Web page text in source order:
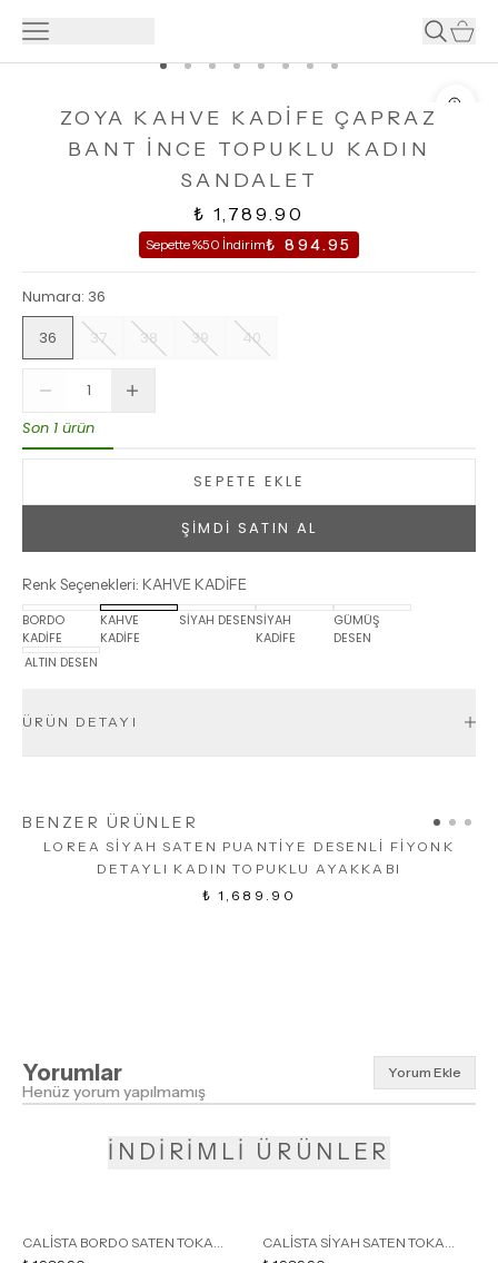
ZOYA KAHVE KADİFE ÇAPRAZ
BANT İNCE TOPUKLU KADIN
SANDALET
₺ 1,789.90
Sepette %50 İndirim₺ 894.95
Numara: 36
36
37 38 39 40
Son 1 ürün
SEPETE EKLE
ŞİMDİ SATIN AL
Renk Seçenekleri: KAHVE KADİFE
BORDO
KADİFE
KAHVE
KADİFE
SİYAH DESENSİYAH
KADİFE
GÜMÜŞ
DESEN
ALTIN DESEN
ÜRÜN DETAYI
BENZER ÜRÜNLER
LOREA SİYAH SATEN PUANTİYE DESENLİ FİYONK
DETAYLI KADIN TOPUKLU AYAKKABI
₺ 1,689.90
Yorumlar Yorum Ekle
Henüz yorum yapılmamış
İNDİRİMLİ ÜRÜNLER
CALİSTA BORDO SATEN TOKA
CALİSTA SİYAH SATEN TOKA